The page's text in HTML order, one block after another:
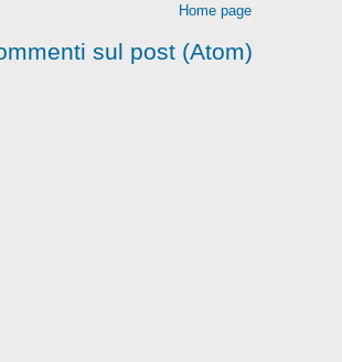
Home page
sul post (Atom)